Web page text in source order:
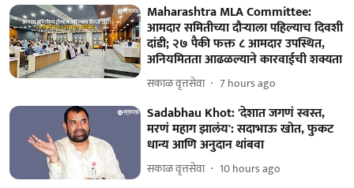
Maharashtra MLA Committee:
आमदार समितीच्या दौऱ्याला पहिल्याच दिवशी
दांडी; २७ पैकी फक्त ८ आमदार उपस्थित,
अनियमितता आढळल्याने कारवाईची शक्यता
सकाळ वृत्तसेवा 7 hours ago
Sadabhau Khot: 'देशात जगणं स्वस्त,
मरणं महाग झालंय': सदाभाऊ खोत, फुकट
धान्य आणि अनुदान थांबवा
सकाळ वृत्तसेवा 10 hours ago